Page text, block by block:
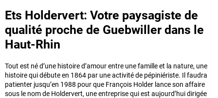
Ets Holdervert: Votre paysagiste de
qualité proche de Guebwiller dans le
Haut-Rhin
Tout est né d’une histoire d’amour entre une famille et la nature, une
histoire qui débute en 1864 par une activité de pépiniériste. Il faudra
patienter jusqu’en 1988 pour que François Holder lance son affaire
sous le nom de Holdervert, une entreprise qui est aujourd’hui dirigée